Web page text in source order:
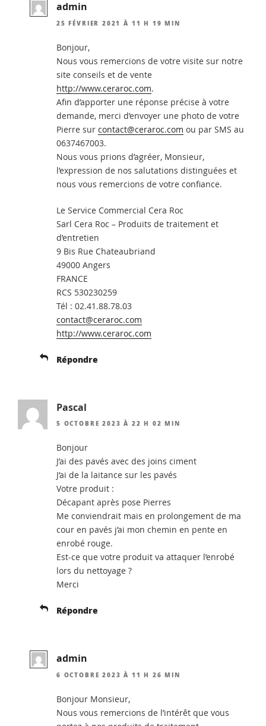
admin
25 FÉVRIER 2021 À 11 H 19 MIN
Bonjour,
Nous vous remercions de votre visite sur notre
site conseils et de vente
http://www.ceraroc.com.
Afin d’apporter une réponse précise à votre
demande, merci d’envoyer une photo de votre
Pierre sur contact@ceraroc.com ou par SMS au
0637467003.
Nous vous prions d’agréer, Monsieur,
l’expression de nos salutations distinguées et
nous vous remercions de votre confiance.
Le Service Commercial Cera Roc
Sarl Cera Roc – Produits de traitement et
d’entretien
9 Bis Rue Chateaubriand
49000 Angers
FRANCE
RCS 530230259
Tél : 02.41.88.78.03
contact@ceraroc.com
http://www.ceraroc.com
Répondre
Pascal
5 OCTOBRE 2023 À 22 H 02 MIN
Bonjour
J’ai des pavés avec des joins ciment
J’ai de la laitance sur les pavés
Votre produit :
Décapant après pose Pierres
Me conviendrait mais en prolongement de ma
cour en pavés j’ai mon chemin en pente en
enrobé rouge.
Est-ce que votre produit va attaquer l’enrobé
lors du nettoyage ?
Merci
Répondre
admin
6 OCTOBRE 2023 À 11 H 26 MIN
Bonjour Monsieur,
Nous vous remercions de l’intérêt que vous